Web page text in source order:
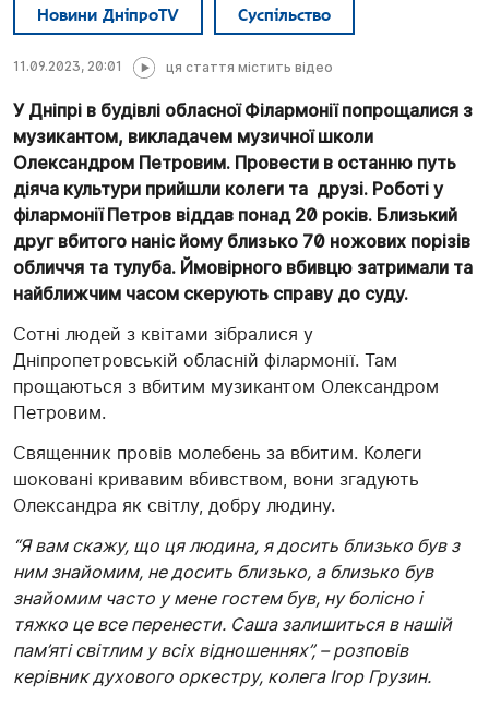
Новини ДніпроTV Суспільство
11.09.2023, 20:01 ця стаття містить відео
У Дніпрі в будівлі обласної Філармонії попрощалися з
музикантом, викладачем музичної школи
Олександром Петровим. Провести в останню путь
діяча культури прийшли колеги та друзі. Роботі у
філармонії Петров віддав понад 20 років. Близький
друг вбитого наніс йому близько 70 ножових порізів
обличчя та тулуба. Ймовірного вбивцю затримали та
найближчим часом скерують справу до суду.
Сотні людей з квітами зібралися у
Дніпропетровській обласній філармонії. Там
прощаються з вбитим музикантом Олександром
Петровим.
Священник провів молебень за вбитим. Колеги
шоковані кривавим вбивством, вони згадують
Олександра як світлу, добру людину.
“Я вам скажу, що ця людина, я досить близько був з
ним знайомим, не досить близько, а близько був
знайомим часто у мене гостем був, ну болісно і
тяжко це все перенести. Саша залишиться в нашій
пам’яті світлим у всіх відношеннях”, – розповів
керівник духового оркестру, колега Ігор Грузин.